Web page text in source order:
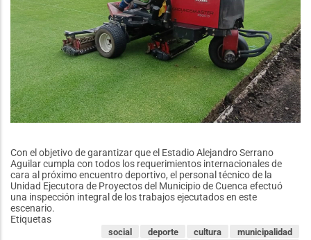
Con el objetivo de garantizar que el Estadio Alejandro Serrano
Aguilar cumpla con todos los requerimientos internacionales de
cara al próximo encuentro deportivo, el personal técnico de la
Unidad Ejecutora de Proyectos del Municipio de Cuenca efectuó
una inspección integral de los trabajos ejecutados en este
escenario.
Etiquetas
municipalidad
cultura
deporte
social